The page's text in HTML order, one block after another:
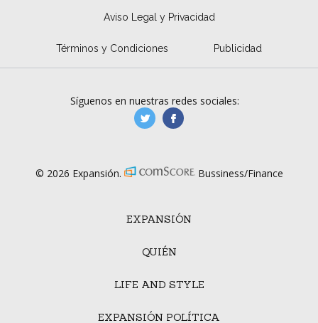
Aviso Legal y Privacidad
Términos y Condiciones Publicidad
EXPANSIÓN
QUIÉN
LIFE AND STYLE
EXPANSIÓN POLÍTICA
Síguenos en nuestras redes sociales:
manufacturaGE
© 2026 Expansión. Bussiness/Finance